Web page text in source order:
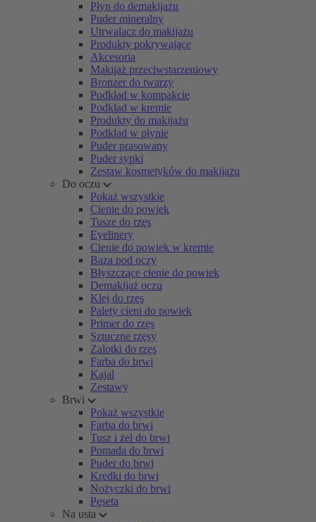
Płyn do demakijażu
Puder mineralny
Utrwalacz do makijażu
Produkty pokrywające
Akcesoria
Makijaż przeciwstarzeniowy
Bronzer do twarzy
Podkład w kompakcie
Podkład w kremie
Produkty do makijażu
Podkład w płynie
Puder prasowany
Puder sypki
Zestaw kosmetyków do makijażu
Do oczu
Pokaż wszystkie
Cienie do powiek
Tusze do rzęs
Eyelinery
Cienie do powiek w kremie
Baza pod oczy
Błyszczące cienie do powiek
Demakijaż oczu
Klej do rzęs
Palety cieni do powiek
Primer do rzęs
Sztuczne rzęsy
Zalotki do rzęs
Farba do brwi
Kajal
Zestawy
Brwi
Pokaż wszystkie
Farba do brwi
Tusz i żel do brwi
Pomada do brwi
Puder do brwi
Kredki do brwi
Nożyczki do brwi
Pęseta
Na usta